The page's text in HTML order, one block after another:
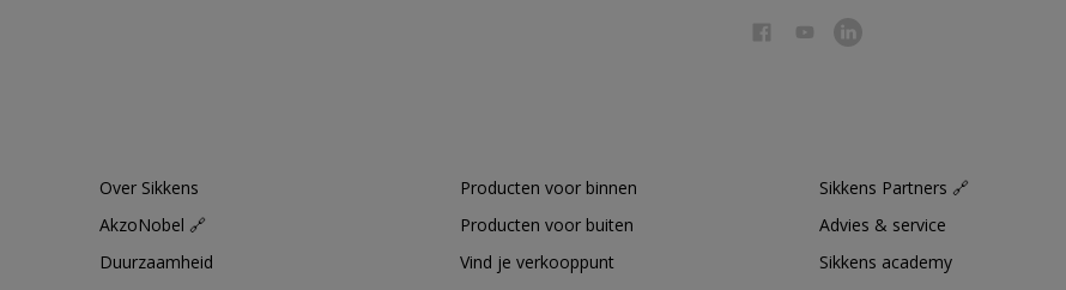
Over Sikkens
AkzoNobel 🔗
Duurzaamheid
Producten voor binnen
Producten voor buiten
Vind je verkooppunt
Sikkens Partners 🔗
Advies & service
Sikkens academy